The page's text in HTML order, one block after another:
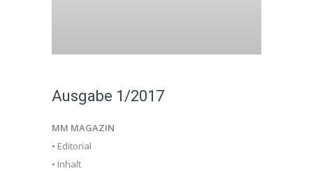
Ausgabe 1/2017
MM MAGAZIN
• Editorial
• Inhalt